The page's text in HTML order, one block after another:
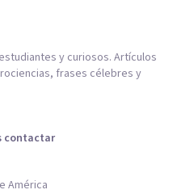
y curiosos. Artículos
frases célebres y
contactar
América